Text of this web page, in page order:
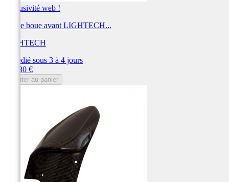
Exclusivité web !
Garde boue avant LIGHTECH...
LIGHTECH
Expédié sous 3 à 4 jours
226,80 €
Ajouter au panier